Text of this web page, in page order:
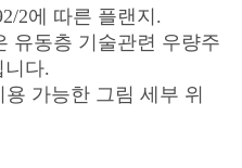
2에 따른 플랜지.
유동층 기술관련 우량주
니다.
가능한 그림 세부 위